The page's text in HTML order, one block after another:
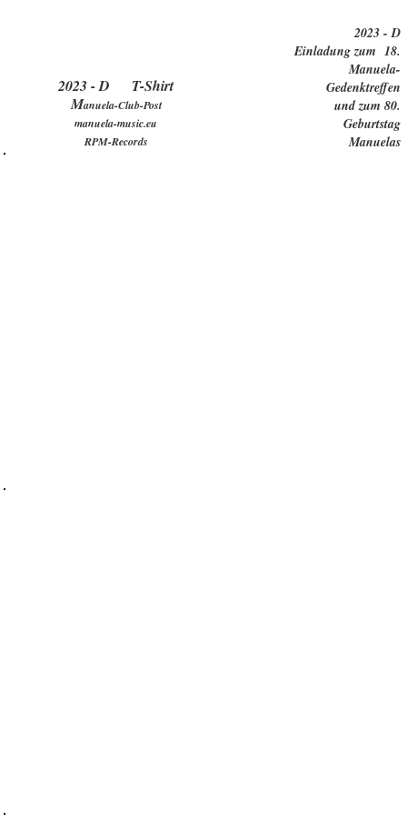
2023 - D
Einladung zum 18.
Manuela-
Gedenktreffen
und zum 80.
Geburtstag
Manuelas
2023 - D T-Shirt
Manuela-Club-Post
manuela-music.eu
RPM-Records